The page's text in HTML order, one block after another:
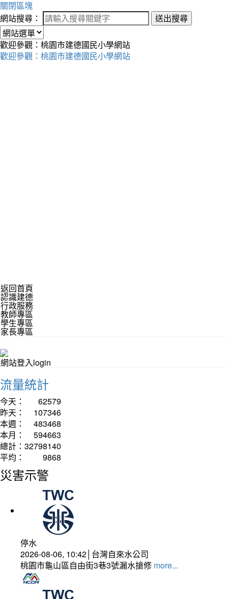
關閉區塊
網站搜尋：
送出搜尋
歡迎參觀：桃園市建德國民小學網站
歡迎參觀：桃園市建德國民小學網站
返回首頁
認識建德
行政服務
教師專區
學生專區
家長專區
網站登入login
流量統計
今天：
62579
昨天：
107346
本週：
483468
本月：
594663
總計： 32798140
平均：
9868
災害示警
停水
2026-08-06, 10:42│台灣自來水公司
桃園市龜山區自由街3巷3號漏水搶修 more...